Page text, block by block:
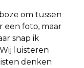
om tussen
een foto, maar
snap ik
luisteren
denken